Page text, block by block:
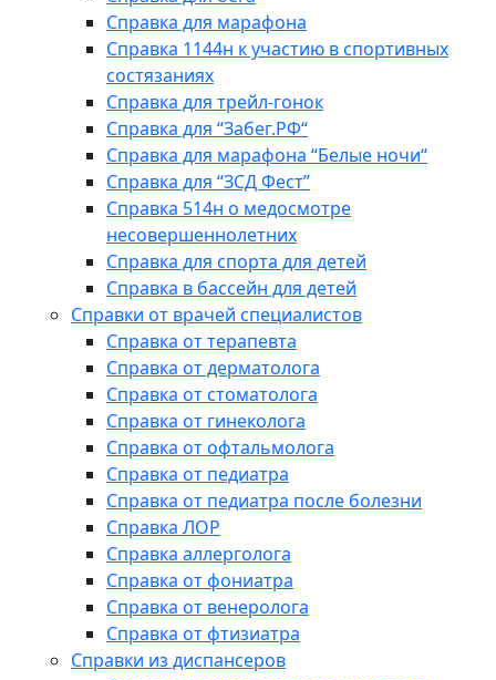
Справка для марафона
Справка 1144н к участию в спортивных
состязаниях
Справка для трейл-гонок
Справка для “Забег.РФ“
Справка для марафона “Белые ночи“
Справка для “ЗСД Фест”
Справка 514н о медосмотре
несовершеннолетних
Справка для спорта для детей
Справка в бассейн для детей
Справки от врачей специалистов
Справка от терапевта
Справка от дерматолога
Справка от стоматолога
Справка от гинеколога
Справка от офтальмолога
Справка от педиатра
Справка от педиатра после болезни
Справка ЛОР
Справка аллерголога
Справка от фониатра
Справка от венеролога
Справка от фтизиатра
Справки из диспансеров